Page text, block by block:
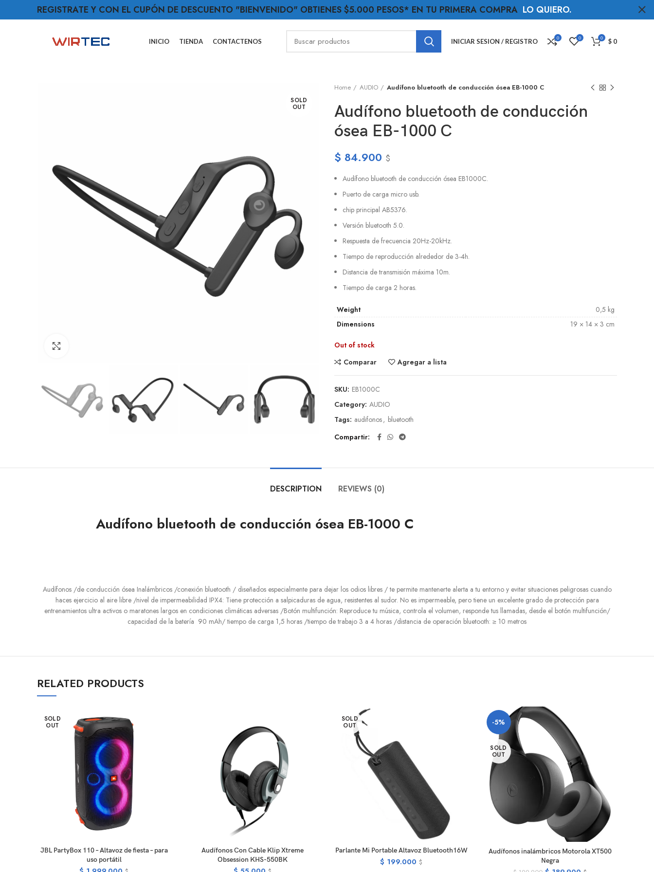
INICIO TIENDA CONTACTENOS INICIAR SESION / REGISTRO 0 0 0 $ 0
SOLD
OUT
Home AUDIO Audífono bluetooth de conducción ósea EB-1000 C
Audífono bluetooth de conducción
ósea EB-1000 C
$ 84.900 $
Audífono bluetooth de conducción ósea EB1000C.
Puerto de carga micro usb.
chip principal AB5376.
Versión bluetooth 5.0.
Respuesta de frecuencia 20Hz-20kHz.
Tiempo de reproducción alrededor de 3-4h.
Distancia de transmisión máxima 10m.
Tiempo de carga 2 horas.
Weight
0,5 kg
Dimensions
19 × 14 × 3 cm
Out of stock
Comparar
Agregar a lista
SKU: EB1000C
Category: AUDIO
Tags: audifonos, bluetooth
Compartir
DESCRIPTION REVIEWS (0)
Audífono bluetooth de conducción ósea EB-1000 C
Audífonos /de conducción ósea Inalámbricos /conexión bluetooth / diseñados especialmente para dejar los odios libres / te permite mantenerte alerta a tu entorno y evitar situaciones peligrosas cuando
haces ejercicio al aire libre /nivel de impermeabilidad IPX4: Tiene protección a salpicaduras de agua, resistentes al sudor. No es impermeable, pero tiene un excelente grado de protección para
entrenamientos ultra activos o maratones largos en condiciones climáticas adversas /Botón multifunción: Reproduce tu música, controla el volumen, responde tus llamadas, desde el botón multifunción/
capacidad de la batería 90 mAh/ tiempo de carga 1,5 horas /tiempo de trabajo 3 a 4 horas /distancia de operación bluetooth: ≥ 10 metros
RELATED PRODUCTS
SOLD
OUT
READ MORE
JBL PartyBox 110 – Altavoz de fiesta – para
uso portátil
SELECT OPTIONS
Audífonos Con Cable Klip Xtreme
Obsession KHS-550BK
SOLD
OUT
READ MORE
Parlante Mi Portable Altavoz Bluetooth16W
$ 199.000 $
-5%
SOLD
OUT
READ MORE
Audífonos inalámbricos Motorola XT500
Negra
REGISTRATE Y CON EL CUPÓN DE DESCUENTO "BIENVENIDO" OBTIENES $5.000 PESOS* EN TU PRIMERA COMPRA LO QUIERO.